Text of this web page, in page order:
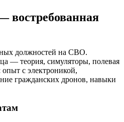
должностей на СВО.
— теория, симуляторы, полевая
с электроникой,
гражданских дронов, навыки